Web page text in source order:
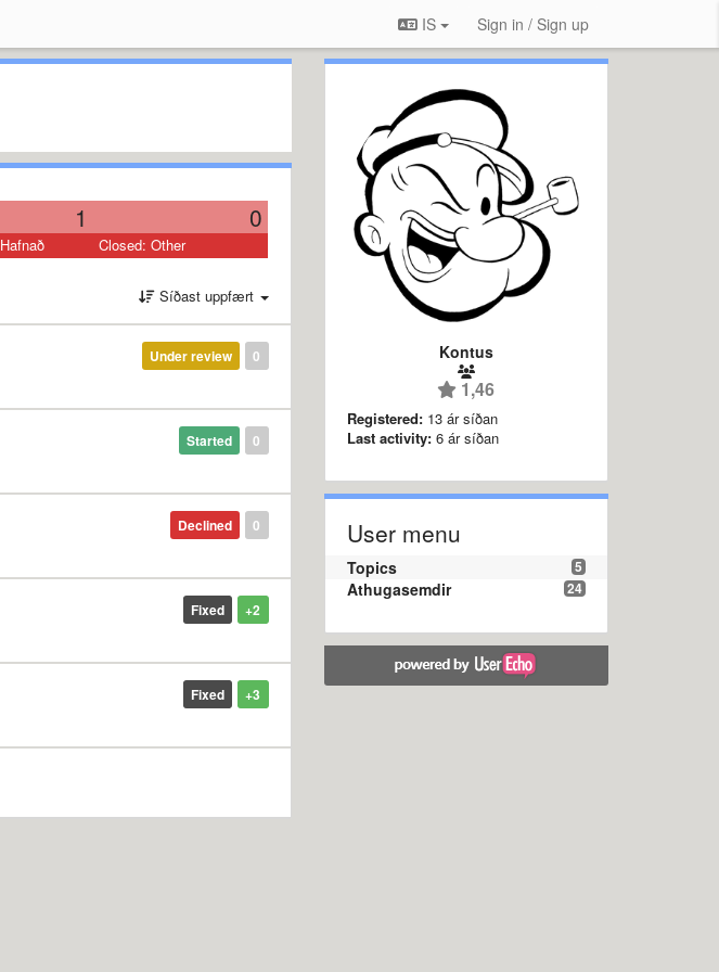
IS Sign in / Sign up
1 0
Hafnað Closed: Other
Síðast uppfært
0
Under review
0
Started
0
Declined
+2
Fixed
+3
Fixed
Kontus
1,46
Registered: 13 ár síðan
Last activity: 6 ár síðan
User menu
5
Topics
24
Athugasemdir